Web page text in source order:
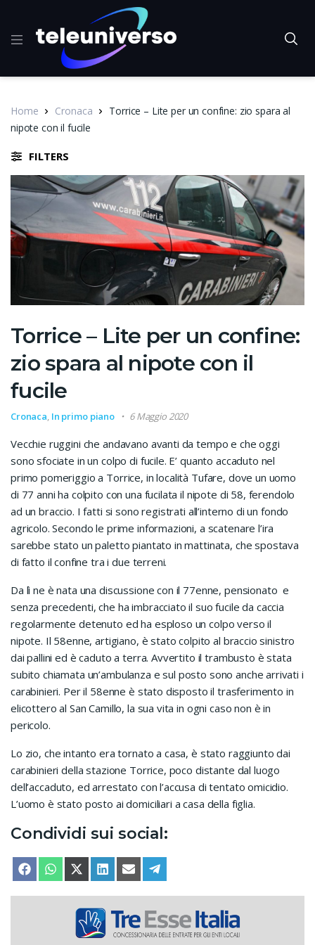
Home Cronaca
Torrice – Lite per un confine: zio spara al
nipote con il fucile
FILTERS
Torrice – Lite per un confine:
zio spara al nipote con il
fucile
Cronaca, In primo piano 6 Maggio 2020
Vecchie ruggini che andavano avanti da tempo e che oggi
sono sfociate in un colpo di fucile. E’ quanto accaduto nel
primo pomeriggio a Torrice, in località Tufare, dove un uomo
di 77 anni ha colpito con una fucilata il nipote di 58, ferendolo
ad un braccio. I fatti si sono registrati all’interno di un fondo
agricolo. Secondo le prime informazioni, a scatenare l’ira
sarebbe stato un paletto piantato in mattinata, che spostava
di fatto il confine tra i due terreni.
Da lì ne è nata una discussione con il 77enne, pensionato e
senza precedenti, che ha imbracciato il suo fucile da caccia
regolarmente detenuto ed ha esploso un colpo verso il
nipote. Il 58enne, artigiano, è stato colpito al braccio sinistro
dai pallini ed è caduto a terra. Avvertito il trambusto è stata
subito chiamata un’ambulanza e sul posto sono anche arrivati i
carabinieri. Per il 58enne è stato disposto il trasferimento in
elicottero al San Camillo, la sua vita in ogni caso non è in
pericolo.
Lo zio, che intanto era tornato a casa, è stato raggiunto dai
carabinieri della stazione Torrice, poco distante dal luogo
dell’accaduto, ed arrestato con l’accusa di tentato omicidio.
L’uomo è stato posto ai domiciliari a casa della figlia.
Condividi sui social:
SHARE ON
FACEBOOKSHARE ON
WHATSAPPSHARE ON
X (TWITTER)
SHARE ON
LINKEDINSHARE ON
EMAIL